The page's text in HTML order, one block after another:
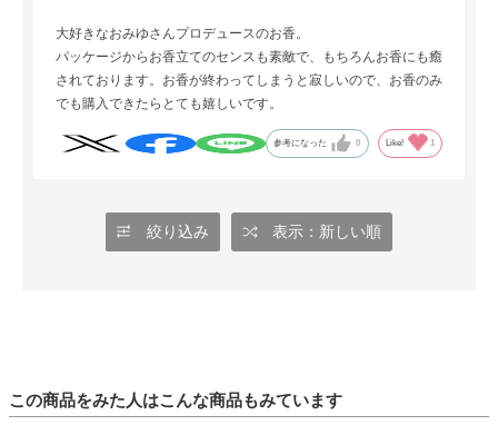
大好きなおみゆさんプロデュースのお香。
パッケージからお香立てのセンスも素敵で、もちろんお香にも癒
されております。お香が終わってしまうと寂しいので、お香のみ
でも購入できたらとても嬉しいです。
参考になった 0 Like! 1
絞り込み 表示：新しい順
この商品をみた人はこんな商品もみています